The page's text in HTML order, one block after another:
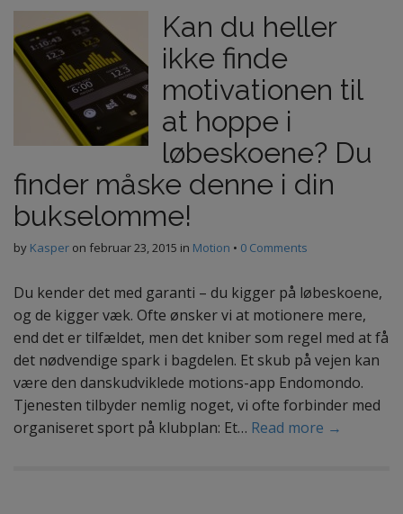
Kan du heller
ikke finde
motivationen til
at hoppe i
løbeskoene? Du
finder måske denne i din
bukselomme!
by Kasper on februar 23, 2015 in Motion • 0 Comments
Du kender det med garanti – du kigger på løbeskoene,
og de kigger væk. Ofte ønsker vi at motionere mere,
end det er tilfældet, men det kniber som regel med at få
det nødvendige spark i bagdelen. Et skub på vejen kan
være den danskudviklede motions-app Endomondo.
Tjenesten tilbyder nemlig noget, vi ofte forbinder med
organiseret sport på klubplan: Et… Read more →